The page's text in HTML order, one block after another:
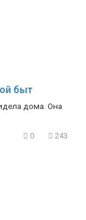
быт
дома. Она
0 243